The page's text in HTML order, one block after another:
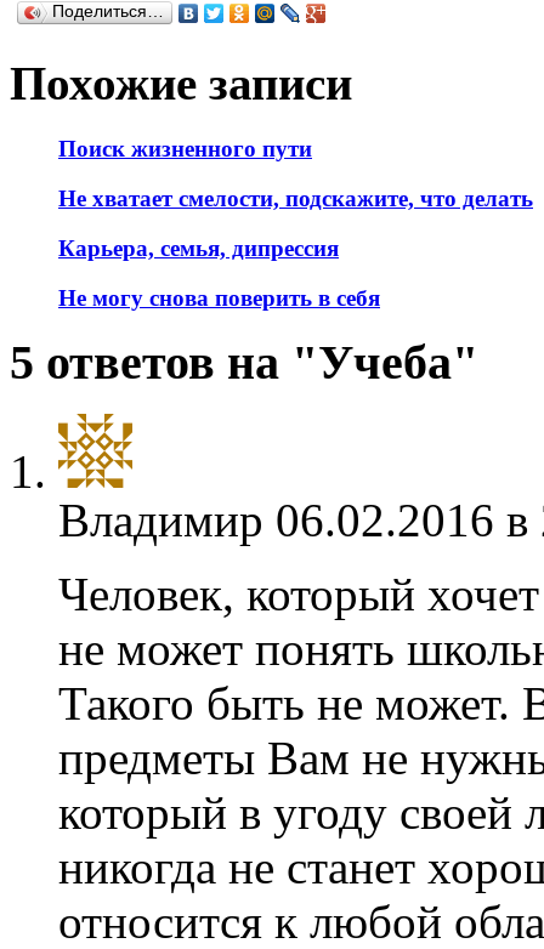
Поделиться…
Похожие записи
Поиск жизненного пути
Не хватает смелости, подскажите, что делать
Карьера, семья, дипрессия
Не могу снова поверить в себя
5 ответов на "Учеба"
Владимир 06.02.2016
Человек, который
не может понять
Такого быть не может.
предметы Вам не
который в угоду своей
никогда не станет
относится к любой